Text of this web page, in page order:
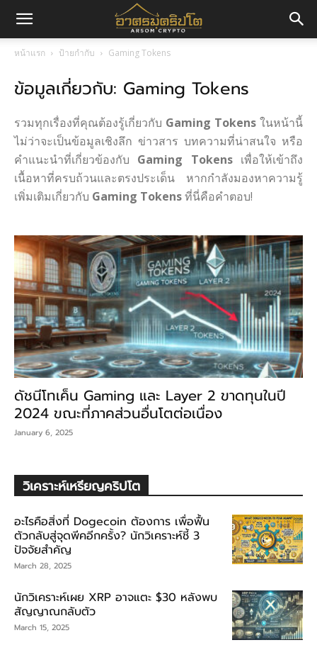
มค
ปโต
หน้าแรก ป้ายกำกับ Gaming Tokens
ข้อมูลเกี่ยวกับ: Gaming Tokens
รวมทุกเรื่องที่คุณต้องรู้เกี่ยวกับ Gaming Tokens ในหน้านี้
ไม่ว่าจะเป็นข้อมูลเชิงลึก ข่าวสาร บทความที่น่าสนใจ หรือ
คำแนะนำที่เกี่ยวข้องกับ Gaming Tokensเพื่อให้เข้าถึง
เนื้อหาที่ครบถ้วนและตรงประเด็น หากกำลังมองหาความรู้
เพิ่มเติมเกี่ยวกับ Gaming Tokensที่นี่คือคำตอบ!
ดัชนีโทเค็น Gaming และ Layer 2 ขาดทุนในปี
2024 ขณะที่ภาคส่วนอื่นโตต่อเนื่อง
January 6, 2025
วิเคราะห์เหรียญคริปโต
อะไรคือสิ่งที่ Dogecoin ต้องการ เพื่อฟื้น
ตัวกลับสู่จุดพีคอีกครั้ง? นักวิเคราะห์ชี้ 3
ปัจจัยสำคัญ
March 28, 2025
นักวิเคราะห์เผย XRP อาจแตะ $30 หลังพบ
สัญญาณกลับตัว
March 15, 2025